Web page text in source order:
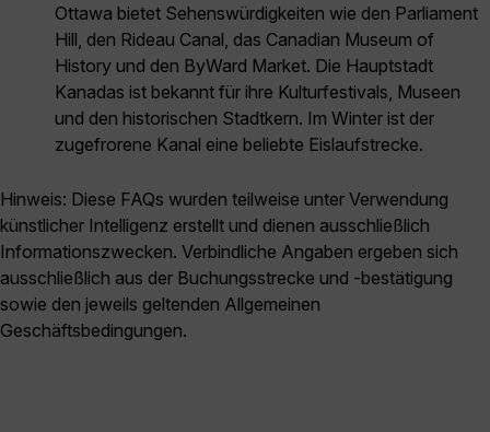
Ottawa bietet Sehenswürdigkeiten wie den Parliament
Hill, den Rideau Canal, das Canadian Museum of
History und den ByWard Market. Die Hauptstadt
Kanadas ist bekannt für ihre Kulturfestivals, Museen
und den historischen Stadtkern. Im Winter ist der
zugefrorene Kanal eine beliebte Eislaufstrecke.
Hinweis: Diese FAQs wurden teilweise unter Verwendung
künstlicher Intelligenz erstellt und dienen ausschließlich
Informationszwecken. Verbindliche Angaben ergeben sich
ausschließlich aus der Buchungsstrecke und -bestätigung
sowie den jeweils geltenden Allgemeinen
Geschäftsbedingungen.